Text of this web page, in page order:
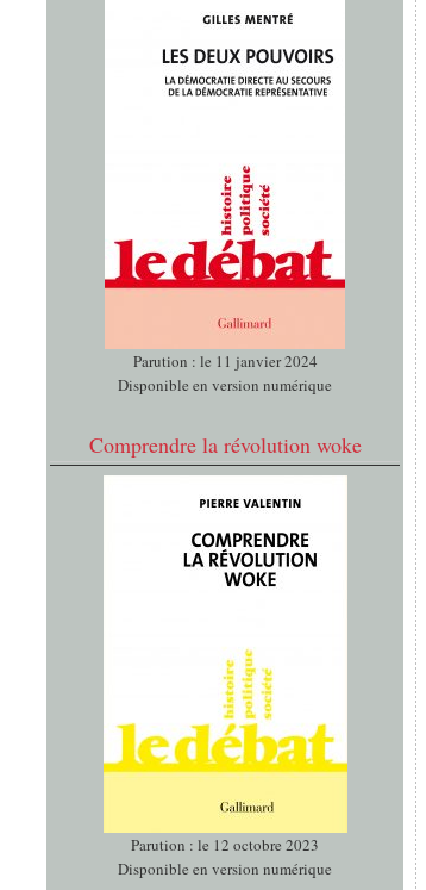
Parution : le 11 janvier 2024
Disponible en version numérique
Comprendre la révolution woke
Parution : le 12 octobre 2023
Disponible en version numérique